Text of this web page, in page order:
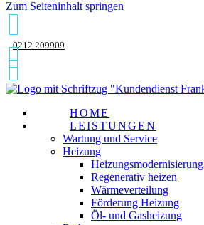
Zum Seiteninhalt springen
0212 209909
HOME
LEISTUNGEN
Wartung und Service
Heizung
Heizungsmodernisierung
Regenerativ heizen
Wärmeverteilung
Förderung Heizung
Öl- und Gasheizung